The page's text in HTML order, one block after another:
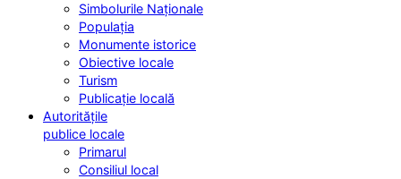
Simbolurile Naționale
Populația
Monumente istorice
Obiective locale
Turism
Publicație locală
Autoritățile
publice locale
Primarul
Consiliul local